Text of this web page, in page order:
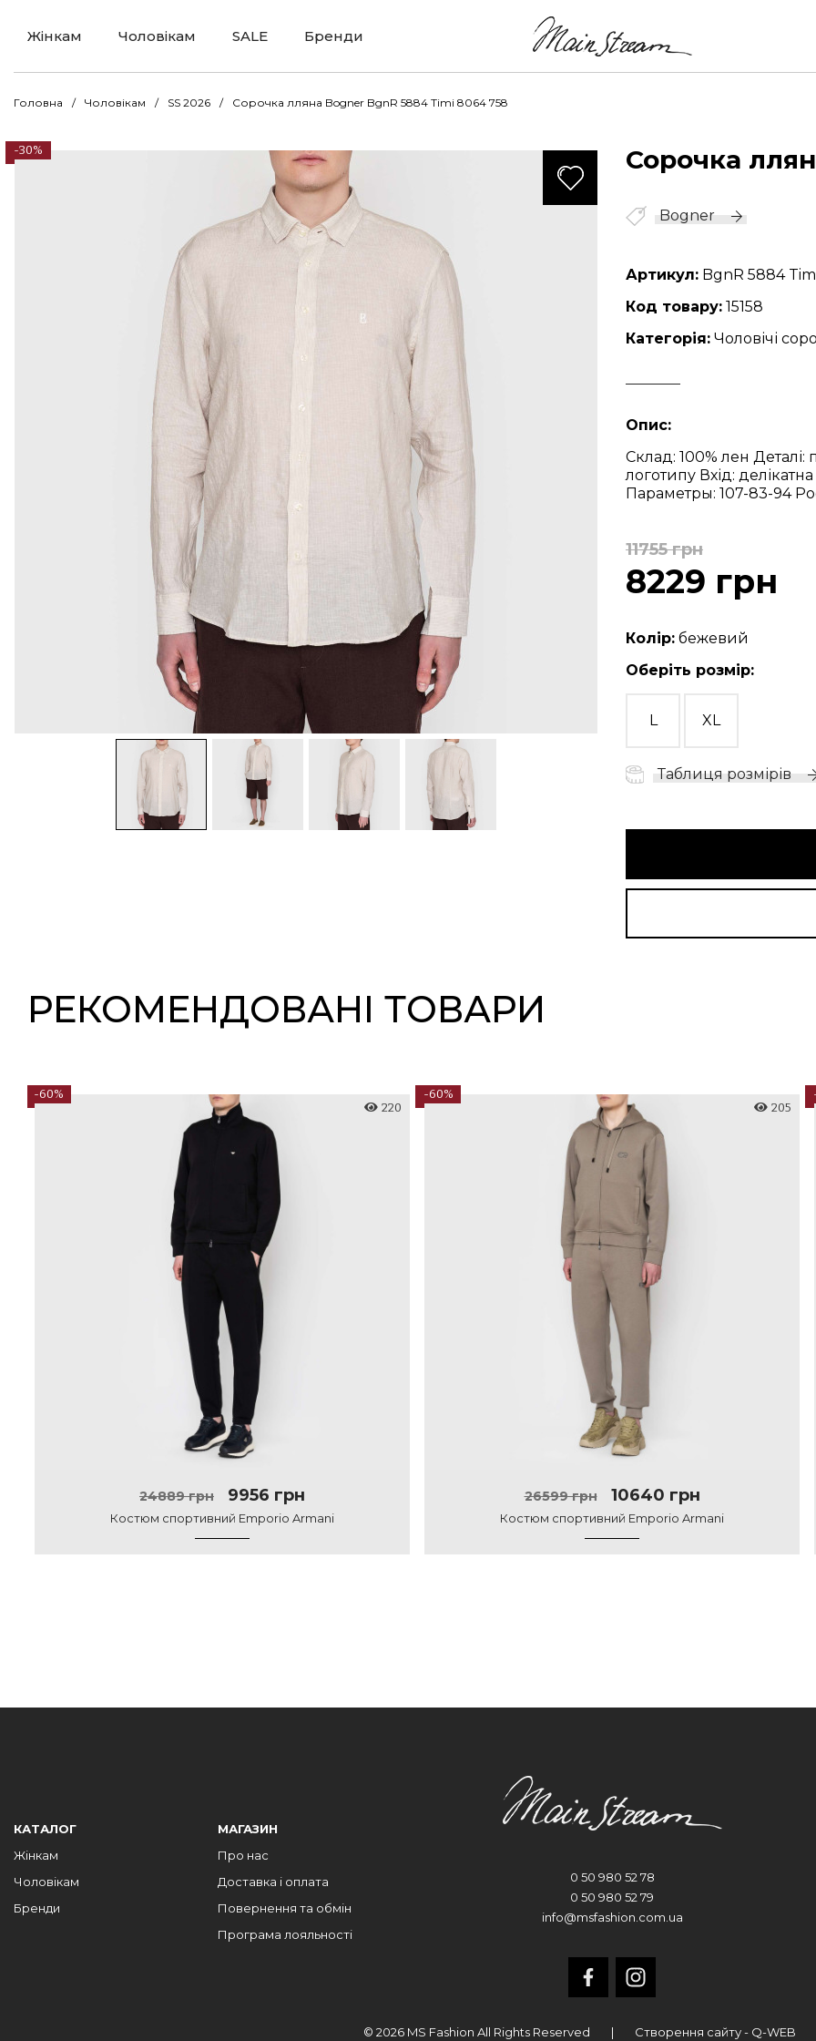
Жінкам Чоловікам SALE Бренди
Головна Чоловікам SS 2026 Сорочка лляна Bogner BgnR 5884 Timi 8064 758
Сорочка
Bogner
Артикул: BgnR 5884
Код товару: 15158
Категорія: Чоловічі
Опис:
Склад: 100% лен Деталі:
логотипу Вхід:
Параметры: 107-83-94
-30%
165
11755 грн
8229 грн
Колір: бежевий
Оберіть розмір:
L XL
Таблиця розмірів
РЕКОМЕНДОВАНІ ТОВАРИ
-60%
24889 грн 9956 грн
Костюм спортивний Emporio Armani
220
-60%
26599 грн 10640 грн
Костюм спортивний Emporio Armani
205
КАТАЛОГ
Жінкам
Чоловікам
Бренди
МАГАЗИН
Про нас
Доставка і оплата
Повернення та обмін
Програма лояльності
0 50 980 52 78
0 50 980 52 79
info@msfashion.com.ua
© 2026 MS Fashion All Rights Reserved | Створення сайту - Q-WEB